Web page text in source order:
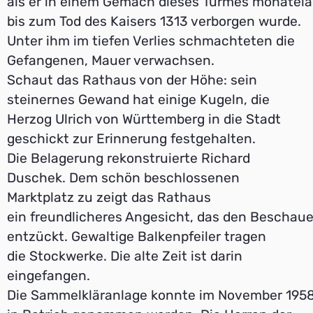
bis zum Tod des Kaisers 1313 verborgen wurde.
Unter ihm im tiefen Verlies schmachteten die
Gefangenen, Mauer verwachsen.
Schaut das Rathaus von der Höhe: sein
steinernes Gewand hat einige Kugeln, die
Herzog Ulrich von Württemberg in die Stadt
geschickt zur Erinnerung festgehalten.
Die Belagerung rekonstruierte Richard
Duschek. Dem schön beschlossenen
Marktplatz zu zeigt das Rathaus
ein freundlicheres Angesicht, das den
entzückt. Gewaltige Balkenpfeiler tragen
die Stockwerke. Die alte Zeit ist darin
eingefangen.
Die Sammelkläranlage konnte im November